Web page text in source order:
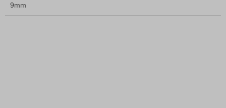
9mm